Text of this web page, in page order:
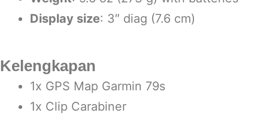
Display size: 3″ diag (7.6 cm)
Kelengkapan
1x GPS Map Garmin 79s
1x Clip Carabiner